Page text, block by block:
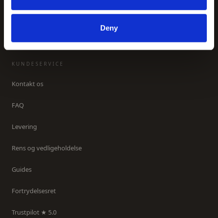
Deny
KUNDESERVICE
Kontakt os
FAQ
Levering
Rens og vedligeholdelse
Guides
Fortrydelsesret
Trustpilot ★ 5.0